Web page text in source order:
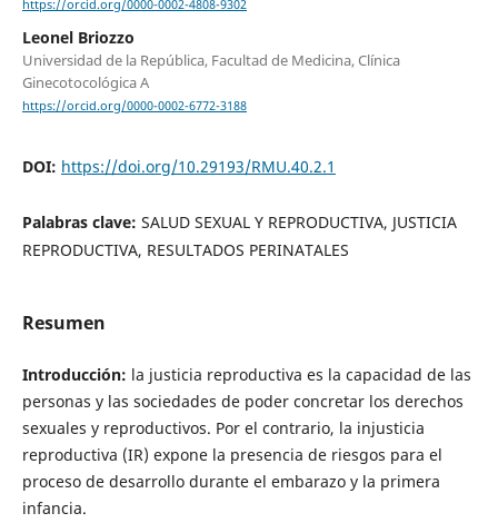
https://orcid.org/0000-0002-4808-9302
Leonel Briozzo
Universidad de la República, Facultad de Medicina, Clínica
Ginecotocológica A
https://orcid.org/0000-0002-6772-3188
DOI: https://doi.org/10.29193/RMU.40.2.1
Palabras clave: SALUD SEXUAL Y REPRODUCTIVA, JUSTICIA
REPRODUCTIVA, RESULTADOS PERINATALES
Resumen
Introducción: la justicia reproductiva es la capacidad de las
personas y las sociedades de poder concretar los derechos
sexuales y reproductivos. Por el contrario, la injusticia
reproductiva (IR) expone la presencia de riesgos para el
proceso de desarrollo durante el embarazo y la primera
infancia.